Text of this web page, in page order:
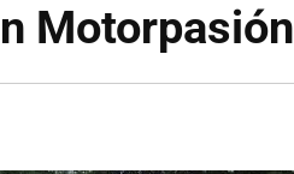
Motorpasión